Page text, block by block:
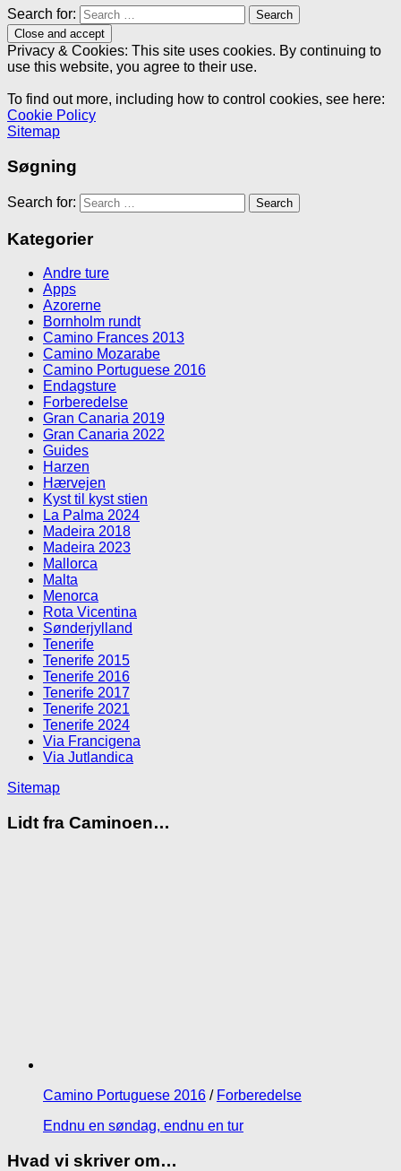
Search for:
Privacy & Cookies: This site uses cookies. By continuing to
use this website, you agree to their use.
To find out more, including how to control cookies, see here:
Cookie Policy
Sitemap
Søgning
Search for:
Kategorier
Andre ture
Apps
Azorerne
Bornholm rundt
Camino Frances 2013
Camino Mozarabe
Camino Portuguese 2016
Endagsture
Forberedelse
Gran Canaria 2019
Gran Canaria 2022
Guides
Harzen
Hærvejen
Kyst til kyst stien
La Palma 2024
Madeira 2018
Madeira 2023
Mallorca
Malta
Menorca
Rota Vicentina
Sønderjylland
Tenerife
Tenerife 2015
Tenerife 2016
Tenerife 2017
Tenerife 2021
Tenerife 2024
Via Francigena
Via Jutlandica
Sitemap
Lidt fra Caminoen…
Camino Portuguese 2016 / Forberedelse
Endnu en søndag, endnu en tur
Hvad vi skriver om…